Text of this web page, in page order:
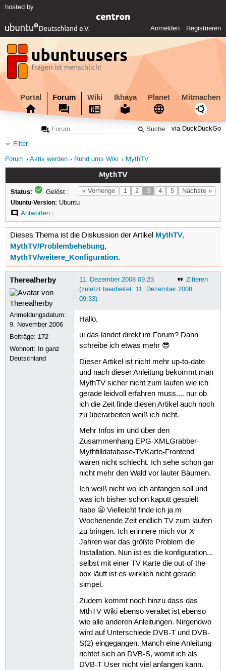
hosted by
Anmelden Registrieren
Portal Forum Wiki Ikhaya Planet Mitmachen
via DuckDuckGo
Filter
Forum
Aktiv werden Rund ums Wiki MythTV
MythTV
« Vorherige 1 2 3 4 5 Nächste »
Status: Gelöst |
Ubuntu-Version: Ubuntu
Antworten|
Dieses Thema ist die Diskussion der Artikel MythTV,
MythTV/Problembehebung,
MythTV/weitere_Konfiguration.
Therealherby
Anmeldungsdatum:
9. November 2006
Beiträge: 172
Wohnort: In ganz
Deutschland
Zitieren
11. Dezember 2008 09:23
(zuletzt bearbeitet: 11. Dezember 2008
09:33)
Hallo,
ui das landet direkt im Forum? Dann
schreibe ich etwas mehr 😎
Dieser Artikel ist nicht mehr up-to-date
und nach dieser Anleitung bekommt man
MythTV sicher nicht zum laufen wie ich
gerade leidvoll erfahren muss.... nur ob
ich die Zeit finde diesen Artikel auch noch
zu überarbeiten weiß ich nicht.
Mehr Infos im und über den
Zusammenhang EPG-XMLGrabber-
Mythfilldatabase-TVKarte-Frontend
wären nicht schlecht. Ich sehe schon gar
nicht mehr den Wald vor lauter Bäumen.
Ich weiß nicht wo ich anfangen soll und
was ich bisher schon kaputt gespielt
habe 😬 Vielleicht finde ich ja m
Wochenende Zeit endlich TV zum laufen
zu bringen. Ich erinnere mich vor X
Jahren war das größte Problem die
Installation. Nun ist es die konfiguration...
selbst mit einer TV Karte die out-of-the-
box läuft ist es wirklich nicht gerade
simpel.
Zudem kommt noch hinzu dass das
MthTV Wiki ebenso veraltet ist ebenso
wie alle anderen Anleitungen. Nirgendwo
wird auf Unterschiede DVB-T und DVB-
S(2) eingegangen. Manch eine Anleitung
richtet sich an DVB-S, womit ich als
DVB-T User nicht viel anfangen kann.